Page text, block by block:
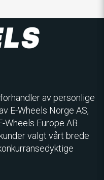
av personlige
E-Wheels Norge AS,
Wheels Europe AB.
valgt vårt brede